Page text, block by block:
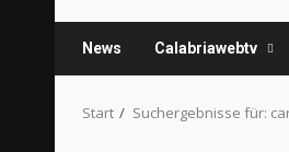
News Calabriawebtv
Start Suchergebnisse für: